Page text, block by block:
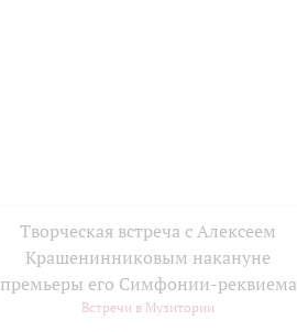
Творческая встреча с Алексеем
Крашенинниковым накануне
премьеры его Симфонии-реквиема
Встречи в Музитории